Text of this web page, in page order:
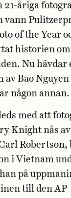
21-åriga
vann
of the Year
historien
Nu hävdar
Bao
någon annan.
med att
Knight nås
i Vietnam
på
till den